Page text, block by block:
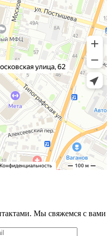
Мы свяжемся с вами